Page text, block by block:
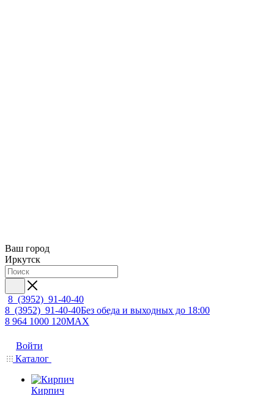
Ваш город
Иркутск
8 (3952) 91-40-40
8 (3952) 91-40-40Без обеда и выходных до 18:00
8 964 1000 120MAX
Войти
Каталог
Кирпич